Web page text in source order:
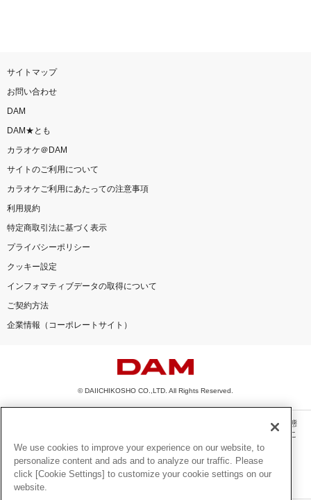
サイトマップ
お問い合わせ
DAM
DAM★とも
カラオケ＠DAM
サイトのご利用について
カラオケご利用にあたっての注意事項
利用規約
特定商取引法に基づく表示
プライバシーポリシー
クッキー設定
インフォマティブデータの取得について
ご契約方法
企業情報（コーポレートサイト）
© DAIICHIKOSHO CO.,LTD. All Rights Reserved.
このサイトに掲載されている一切の文章・画像・写真・動画・音声等を、手段や形態
を問わず、著作権法の定める範囲を超えて無断で複製、転載、ファイル化などするこ
とを禁じます。
楽曲及びコンテンツは、機種によりご利用いただけない場合があります。
楽曲及びコンテンツの配信日、配信内容が変更になる場合があります。
楽曲によりMYリスト保存ができない場合があります。
We use cookies to improve your experience on our website, to
personalize content and ads and to analyze our traffic. Please
click [Cookie Settings] to customize your cookie settings on our
website.